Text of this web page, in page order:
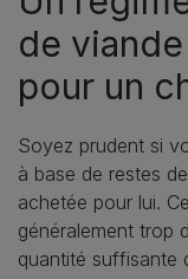
de
pour un
Soyez prudent si
à base de restes
achetée pour lui.
généralement trop
quantité suffisante